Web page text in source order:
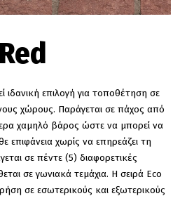
ιδανική επιλογή για τοποθέτηση σε
χώρους. Παράγεται σε πάχος από
χαμηλό βάρος ώστε να μπορεί να
επιφάνεια χωρίς να επηρεάζει τη
σε πέντε (5) διαφορετικές
σε γωνιακά τεμάχια. Η σειρά Eco
σε εσωτερικούς και εξωτερικούς